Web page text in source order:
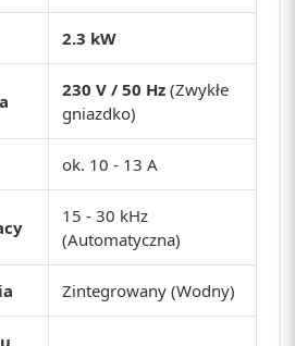
2.3 kW
230 V / 50 Hz (Zwykłe
gniazdko)
ok. 10 - 13 A
15 - 30 kHz
(Automatyczna)
Zintegrowany (Wodny)